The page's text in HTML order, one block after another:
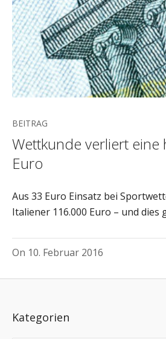
BEITRAG
Wettkunde verliert eine
Euro
Aus 33 Euro Einsatz bei
Italiener 116.000 Euro – und dies
On 10. Februar 2016
Kategorien